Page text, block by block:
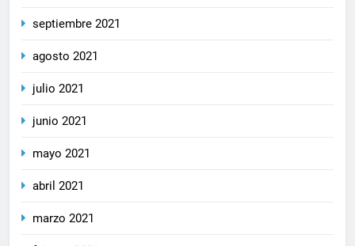
septiembre 2021
agosto 2021
julio 2021
junio 2021
mayo 2021
abril 2021
marzo 2021